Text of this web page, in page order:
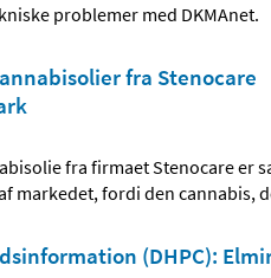
problemer med DKMAnet.
fra Stenocare
fra firmaet Stenocare er
markedet, fordi den cannabis,
(DHPC):